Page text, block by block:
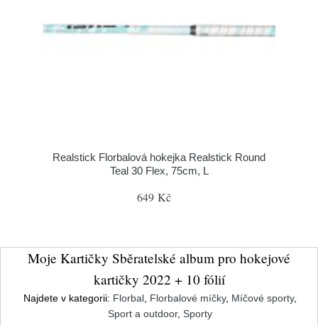
Realstick Florbalová hokejka Realstick Round
Teal 30 Flex, 75cm, L
649 Kč
Moje Kartičky Sběratelské album pro hokejové
kartičky 2022 + 10 fólií
Najdete v kategorii: Florbal, Florbalové míčky, Míčové sporty,
Sport a outdoor, Sporty